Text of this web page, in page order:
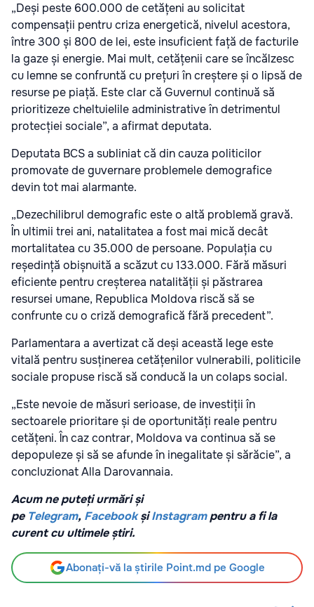
„Deși peste 600.000 de cetățeni au solicitat
compensații pentru criza energetică, nivelul acestora,
între 300 și 800 de lei, este insuficient față de facturile
la gaze și energie. Mai mult, cetățenii care se încălzesc
cu lemne se confruntă cu prețuri în creștere și o lipsă de
resurse pe piață. Este clar că Guvernul continuă să
prioritizeze cheltuielile administrative în detrimentul
protecției sociale”, a afirmat deputata.
Deputata BCS a subliniat că din cauza politicilor
promovate de guvernare problemele demografice
devin tot mai alarmante.
„Dezechilibrul demografic este o altă problemă gravă.
În ultimii trei ani, natalitatea a fost mai mică decât
mortalitatea cu 35.000 de persoane. Populația cu
reședință obișnuită a scăzut cu 133.000. Fără măsuri
eficiente pentru creșterea natalității și păstrarea
resursei umane, Republica Moldova riscă să se
confrunte cu o criză demografică fără precedent”.
Parlamentara a avertizat că deși această lege este
vitală pentru susținerea cetățenilor vulnerabili, politicile
sociale propuse riscă să conducă la un colaps social.
„Este nevoie de măsuri serioase, de investiții în
sectoarele prioritare și de oportunități reale pentru
cetățeni. În caz contrar, Moldova va continua să se
depopuleze și să se afunde în inegalitate și sărăcie”, a
concluzionat Alla Darovannaia.
Acum ne puteți urmări și
pe Telegram, Facebook șiInstagrampentru a fi la
curent cu ultimele știri.
Abonați-vă la știrile Point.md pe Google